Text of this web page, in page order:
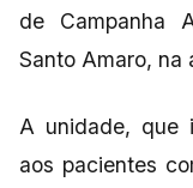
de Campanha
Santo Amaro, na
A unidade, que
aos pacientes